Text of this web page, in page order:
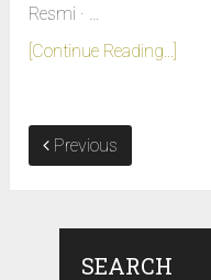
Resmi · …
[Continue Reading...]
Previous
SEARCH